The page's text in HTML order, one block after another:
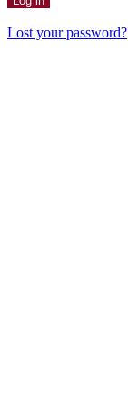
Lost your password?